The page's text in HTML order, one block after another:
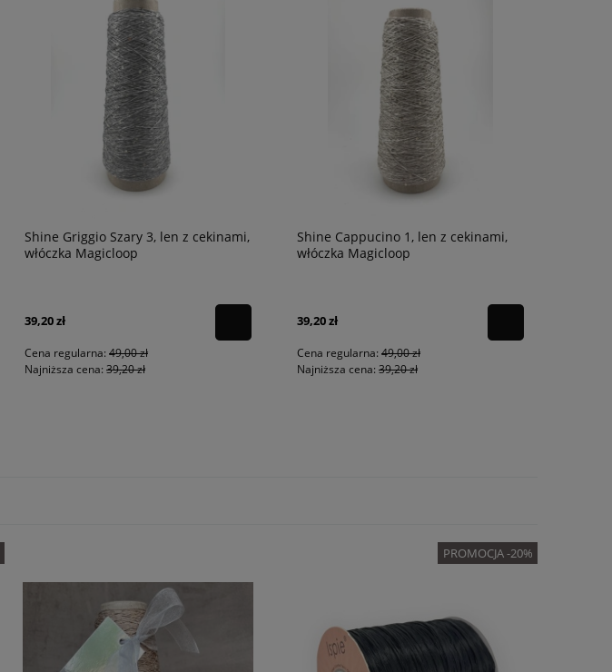
Shine Griggio Szary 3, len z cekinami,
włóczka Magicloop
39,20 zł
Cena regularna: 49,00 zł
Najniższa cena: 39,20 zł
Shine Cappucino 1, len z cekinami,
włóczka Magicloop
39,20 zł
Cena regularna: 49,00 zł
Najniższa cena: 39,20 zł
PROMOCJA -20%